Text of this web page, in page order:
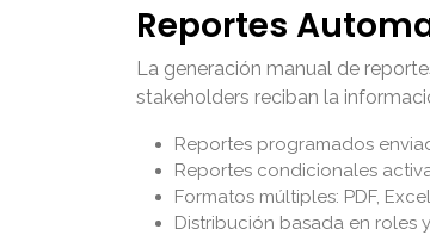
Reportes
La generación manual de
stakeholders reciban la
Reportes programados
Reportes condicionales
Formatos múltiples: PDF,
Distribución basada en roles